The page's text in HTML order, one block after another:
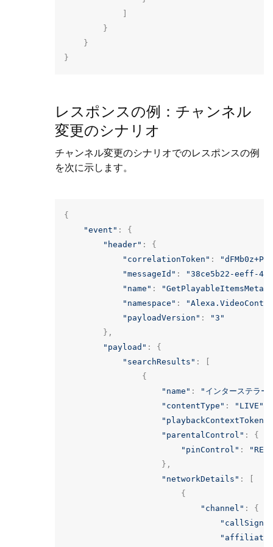
}
}
}
レスポンスの例：チャンネル
変更のシナリオ
チャンネル変更のシナリオでのレスポンスの例
を次に示します。
{
"event" :
{
"header" :
{
"correlationToken" :
"messageId" :
"38ce5b22-eeff-
"name" :
"namespace" :
"payloadVersion" :
"3"
},
"payload" :
{
"searchResults" :
{
"name" :
"インターステラー"
"contentType" : "LIVE"
"playbackContextToken"
"parentalControl" :
{
"pinControl" :
},
"networkDetails" :
{
"channel" :
{
"callSign"